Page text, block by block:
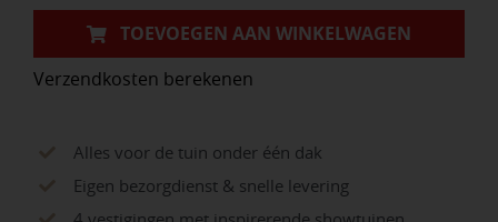
TOEVOEGEN AAN WINKELWAGEN
Verzendkosten berekenen
Alles voor de tuin onder één dak
Eigen bezorgdienst & snelle levering